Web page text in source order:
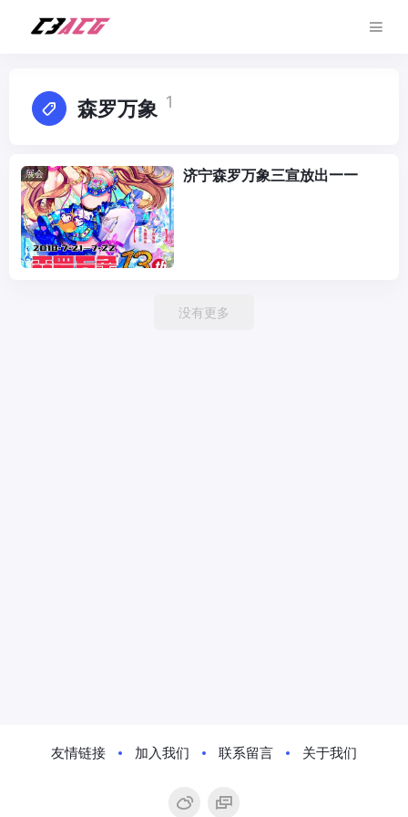
森罗万象 1
展会 济宁森罗万象三宣放出——
没有更多
友情链接 加入我们 联系留言 关于我们